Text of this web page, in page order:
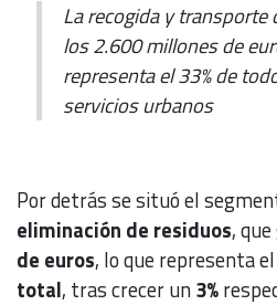
La recogida y transporte
los 2.600 millones de
representa el 33% de
servicios urbanos
Por detrás se situó el
eliminación de residuos,
de euros, lo que representa el
total, tras crecer un3%